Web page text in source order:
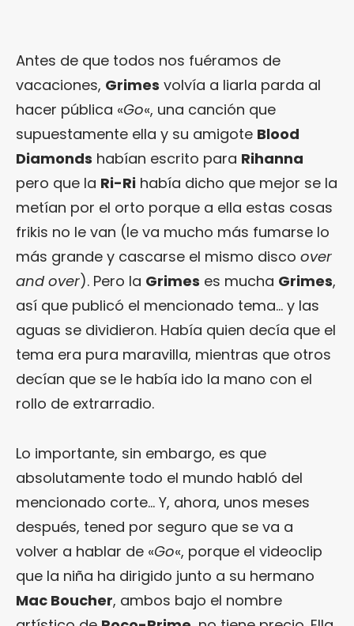
Antes de que todos nos fuéramos de
vacaciones, Grimes volvía a liarla parda al
hacer pública «Go«, una canción que
supuestamente ella y su amigote Blood
Diamonds habían escrito para Rihanna
pero que la Ri-Ri había dicho que mejor se la
metían por el orto porque a ella estas cosas
frikis no le van (le va mucho más fumarse lo
más grande y cascarse el mismo disco over
and over). Pero la Grimes es mucha Grimes,
así que publicó el mencionado tema… y las
aguas se dividieron. Había quien decía que el
tema era pura maravilla, mientras que otros
decían que se le había ido la mano con el
rollo de extrarradio.
Lo importante, sin embargo, es que
absolutamente todo el mundo habló del
mencionado corte… Y, ahora, unos meses
después, tened por seguro que se va a
volver a hablar de «Go«, porque el videoclip
que la niña ha dirigido junto a su hermano
Mac Boucher, ambos bajo el nombre